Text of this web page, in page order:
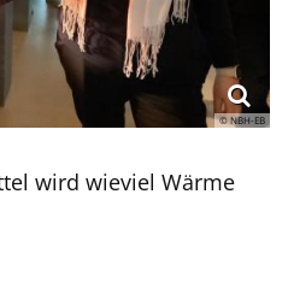
© NBH-EB
wird wieviel Wärme